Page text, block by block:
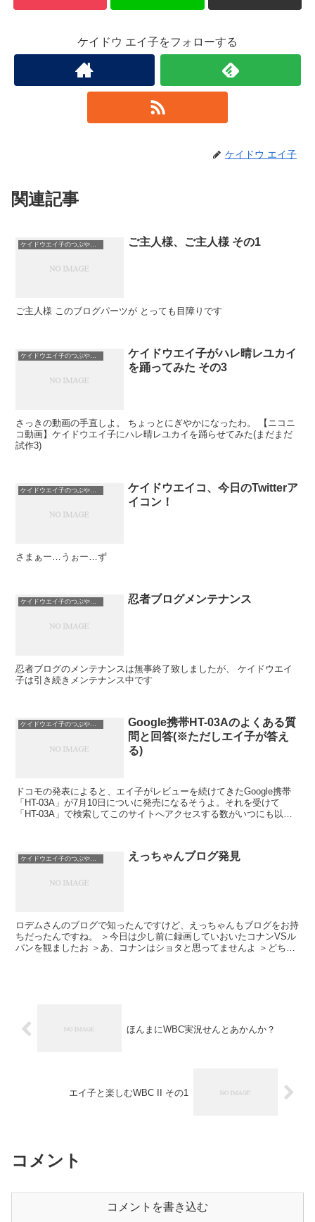
ケイドウ エイ子をフォローする
ケイドウ エイ子
関連記事
ケイドウエイ子のつぶやき日記 ご主人様、ご主人様 その1
ご主人様 このブログパーツが とっても目障りです
ケイドウエイ子のつぶやき日記
ケイドウエイ子がハレ晴レユカイ
を踊ってみた その3
さっきの動画の手直しよ。 ちょっとにぎやかになったわ。 【ニコニ
コ動画】ケイドウエイ子にハレ晴レユカイを踊らせてみた(まだまだ
試作3)
ケイドウエイ子のつぶやき日記
ケイドウエイコ、今日のTwitterア
イコン！
さまぁー…うぉー…ず
ケイドウエイ子のつぶやき日記 忍者ブログメンテナンス
忍者ブログのメンテナンスは無事終了致しましたが、 ケイドウエイ
子は引き続きメンテナンス中です
ケイドウエイ子のつぶやき日記
Google携帯HT-03Aのよくある質
問と回答(※ただしエイ子が答え
る)
ドコモの発表によると、エイ子がレビューを続けてきたGoogle携帯
「HT-03A」が7月10日についに発売になるそうよ。それを受けて
「HT-03A」で検索してこのサイトへアクセスする数がいつにも以上
ケイドウエイ子のつぶやき日記 えっちゃんブログ発見
ロデムさんのブログで知ったんですけど、えっちゃんもブログをお持
ちだったんですね。 ＞今日は少し前に録画していおいたコナンVSル
パンを観ましたお ＞あ、コナンはショタと思ってませんよ ＞どちら
ほんまにWBC実況せんとあかんか？
エイ子と楽しむWBC II その1
コメント
コメントを書き込む